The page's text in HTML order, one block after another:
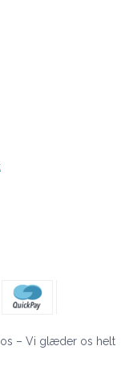
– Vi glæder os helt